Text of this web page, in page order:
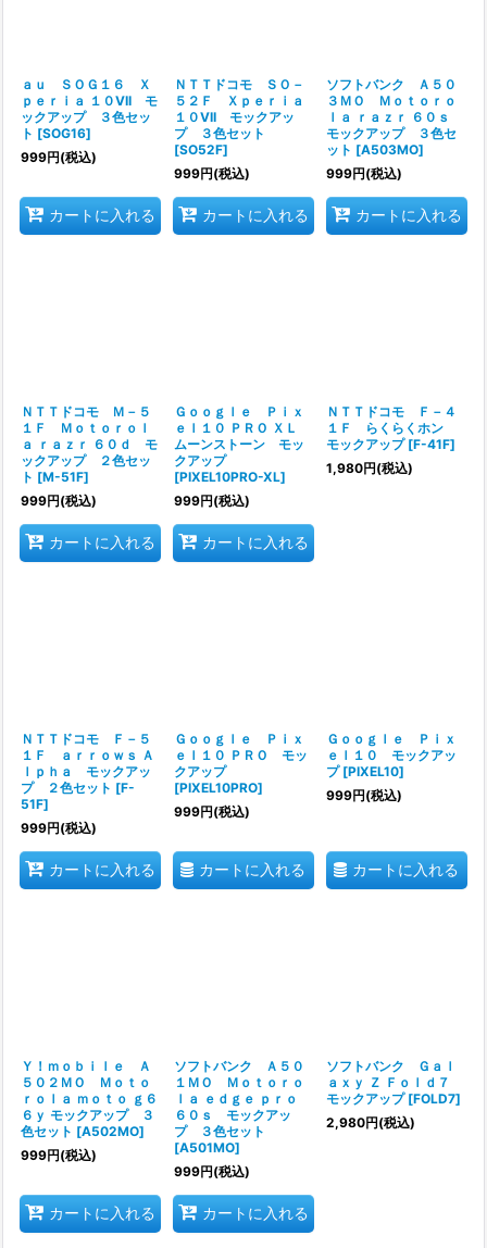
ａｕ ＳＯＧ１６ Ｘ
ｐｅｒｉａ １０VII モ
ックアップ ３色セッ
ト [SOG16]
999円(税込)
カートに入れる
ＮＴＴドコモ ＳＯ－
５２Ｆ Ｘｐｅｒｉａ
１０VII モックアッ
プ ３色セット
[SO52F]
999円(税込)
カートに入れる
ソフトバンク Ａ５０
３ＭＯ Ｍｏｔｏｒｏ
ｌａ ｒａｚｒ ６０ｓ
モックアップ ３色セ
ット [A503MO]
999円(税込)
カートに入れる
ＮＴＴドコモ Ｍ－５
１Ｆ Ｍｏｔｏｒｏｌ
ａ ｒａｚｒ ６０ｄ モ
ックアップ ２色セッ
ト [M-51F]
999円(税込)
カートに入れる
Ｇｏｏｇｌｅ Ｐｉｘ
ｅｌ１０ ＰＲＯ ＸＬ
ムーンストーン モッ
クアップ
[PIXEL10PRO-XL]
999円(税込)
カートに入れる
ＮＴＴドコモ Ｆ－４
１Ｆ らくらくホン
モックアップ [F-41F]
1,980円(税込)
ＮＴＴドコモ Ｆ－５
１Ｆ ａｒｒｏｗｓ Ａ
ｌｐｈａ モックアッ
プ ２色セット [F-
51F]
999円(税込)
カートに入れる
Ｇｏｏｇｌｅ Ｐｉｘ
ｅｌ１０ ＰＲＯ モッ
クアップ
[PIXEL10PRO]
999円(税込)
カートに入れる
Ｇｏｏｇｌｅ Ｐｉｘ
ｅｌ１０ モックアッ
プ [PIXEL10]
999円(税込)
カートに入れる
Ｙ！ｍｏｂｉｌｅ Ａ
５０２ＭＯ Ｍｏｔｏ
ｒｏｌａ ｍｏｔｏ ｇ６
６ｙ モックアップ ３
色セット [A502MO]
999円(税込)
カートに入れる
ソフトバンク Ａ５０
１ＭＯ Ｍｏｔｏｒｏ
ｌａ ｅｄｇｅ ｐｒｏ
６０ｓ モックアッ
プ ３色セット
[A501MO]
999円(税込)
カートに入れる
ソフトバンク Ｇａｌ
ａｘｙ Ｚ Ｆｏｌｄ７
モックアップ [FOLD7]
2,980円(税込)